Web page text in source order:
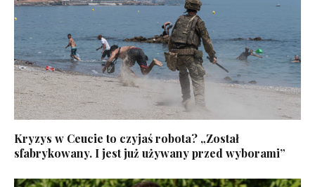
Kryzys w Ceucie to czyjaś robota? „Został
sfabrykowany. I jest już używany przed wyborami”